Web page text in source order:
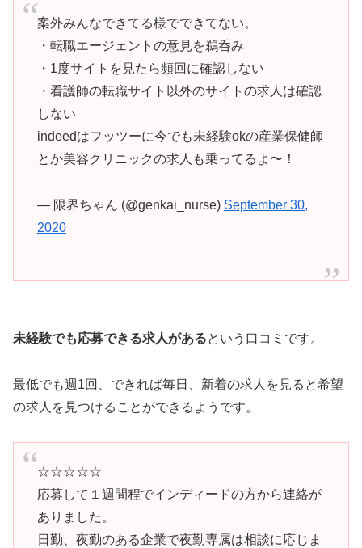
案外みんなできてる様でできてない。
・転職エージェントの意見を鵜呑み
・1度サイトを見たら頻回に確認しない
・看護師の転職サイト以外のサイトの求人は確認
しない
indeedはフッツーに今でも未経験okの産業保健師
とか美容クリニックの求人も乗ってるよ〜！
— 限界ちゃん (@genkai_nurse) September 30,
2020
未経験でも応募できる求人があるという口コミです。
最低でも週1回、できれば毎日、新着の求人を見ると希望
の求人を見つけることができるようです。
☆☆☆☆☆
応募して１週間程でインディードの方から連絡が
ありました。
日勤、夜勤のある企業で夜勤専属は相談に応じま